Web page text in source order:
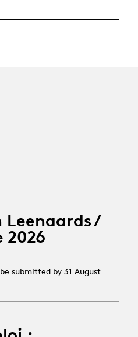
/
submitted by 31 August